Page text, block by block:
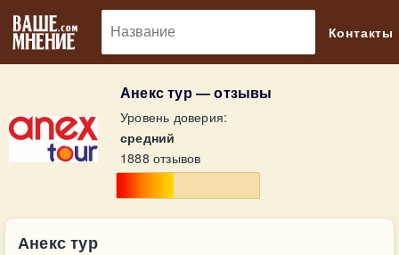
Контакты
Анекс тур — отзывы
Уровень доверия:
средний
1888 отзывов
Анекс тур